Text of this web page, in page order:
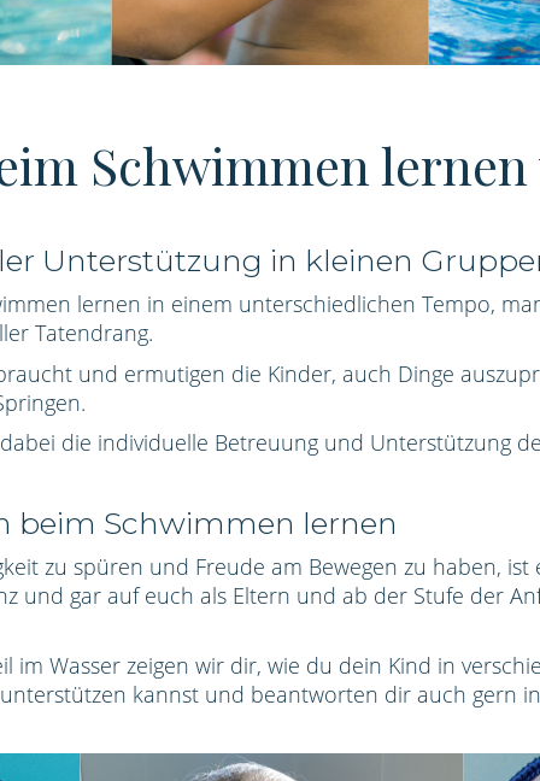
Schwimmen
Unterstützung in kleinen
lernen in einem unterschiedlichen Tempo,
Tatendrang.
und ermutigen die Kinder, auch Dinge
die individuelle Betreuung und Unterstützung
beim Schwimmen lernen
zu spüren und Freude am Bewegen zu haben,
und gar auf euch als Eltern und ab der Stufe der
Wasser zeigen wir dir, wie du dein Kind in
kannst und beantworten dir auch gern